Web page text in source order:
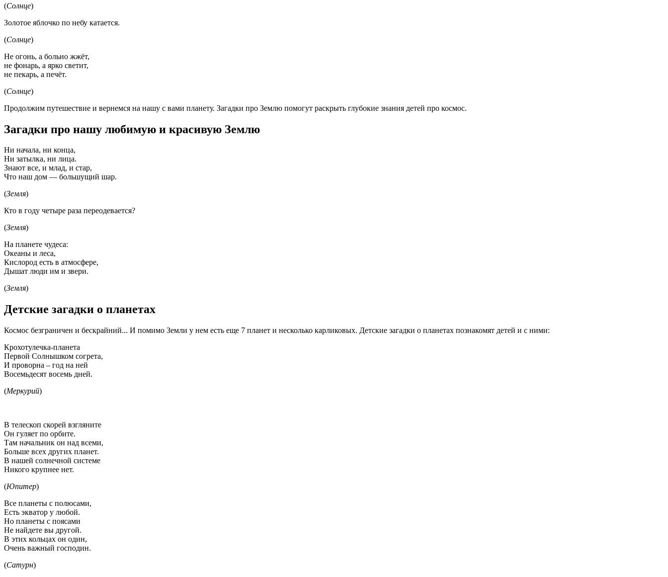
(Солнце)
Золотое яблочко по небу катается.
(Солнце)
Не огонь, а больно жжёт,
не фонарь, а ярко светит,
не пекарь, а печёт.
(Солнце)
Продолжим путешествие и вернемся на нашу с вами планету. Загадки про Землю помогут раскрыть глубокие знания детей про космос.
Загадки про нашу любимую и красивую Землю
Ни начала, ни конца,
Ни затылка, ни лица.
Знают все, и млад, и стар,
Что наш дом — большущий шар.
(Земля)
Кто в году четыре раза переодевается?
(Земля)
На планете чудеса:
Океаны и леса,
Кислород есть в атмосфере,
Дышат люди им и звери.
(Земля)
Детские загадки о планетах
Космос безграничен и бескрайний... И помимо Земли у нем есть еще 7 планет и несколько карликовых. Детские загадки о планетах познакомят детей и с ними:
Крохотулечка-планета
Первой Солнышком согрета,
И проворна – год на ней
Восемьдесят восемь дней.
(Меркурий)
В телескоп скорей взгляните
Он гуляет по орбите.
Там начальник он над всеми,
Больше всех других планет.
В нашей солнечной системе
Никого крупнее нет.
(Юпитер)
Все планеты с полюсами,
Есть экватор у любой.
Но планеты с поясами
Не найдете вы другой.
В этих кольцах он один,
Очень важный господин.
(Сатурн)